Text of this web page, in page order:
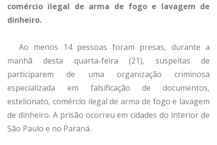
comércio ilegal de arma de fogo e lavagem de
dinheiro.
Ao menos 14 pessoas foram presas, durante a
manhã desta quarta-feira (21), suspeitas de
participarem de uma organização criminosa
especializada em falsificação de documentos,
estelionato, comércio ilegal de arma de fogo e lavagem
de dinheiro. A prisão ocorreu em cidades do interior de
São Paulo e no Paraná.